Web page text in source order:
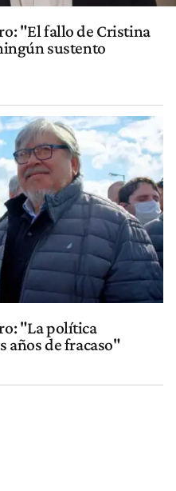
"El fallo de Cristina
sustento
"La política
años de fracaso"